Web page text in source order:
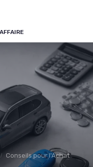
Conseils pour l'Achat